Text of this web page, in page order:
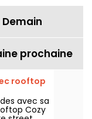
Demain
prochaine
rooftop
avec sa
Cozy